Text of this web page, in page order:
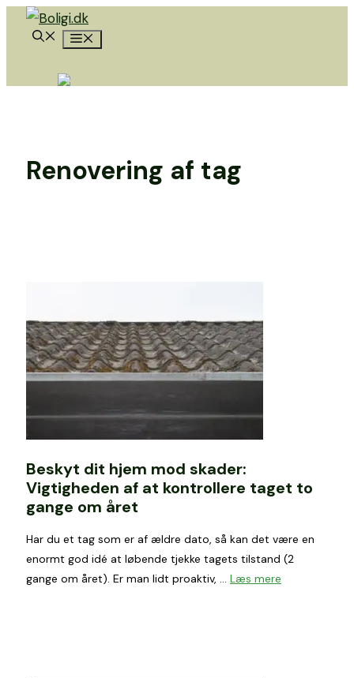
Hop
Renovering af tag
Beskyt dit hjem mod skader:
Vigtigheden af at kontrollere taget to
gange om året
Har du et tag som er af ældre dato, så kan det være en
enormt god idé at løbende tjekke tagets tilstand (2
gange om året). Er man lidt proaktiv, … Læs mere